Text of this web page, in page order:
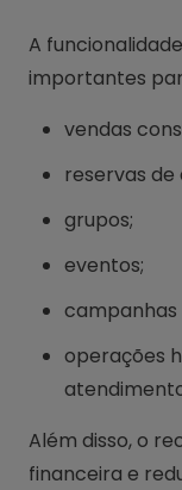
A
importantes
vendas
reservas de
grupos;
eventos;
campanhas
operações
Além disso, o
financeira e